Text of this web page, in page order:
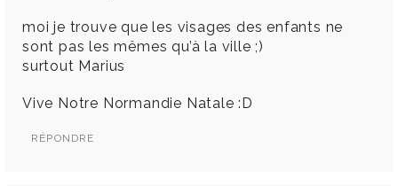
moi je trouve que les visages des enfants ne
sont pas les mêmes qu’à la ville ;)
surtout Marius
Vive Notre Normandie Natale :D
RÉPONDRE